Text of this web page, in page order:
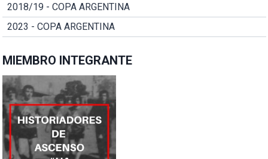
2018/19 - COPA ARGENTINA
2023 - COPA ARGENTINA
MIEMBRO INTEGRANTE